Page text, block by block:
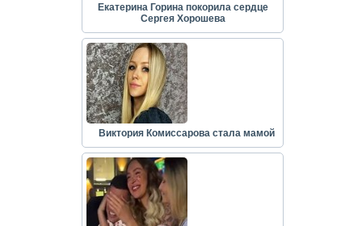
Екатерина Горина покорила сердце
Сергея Хорошева
Виктория Комиссарова стала мамой